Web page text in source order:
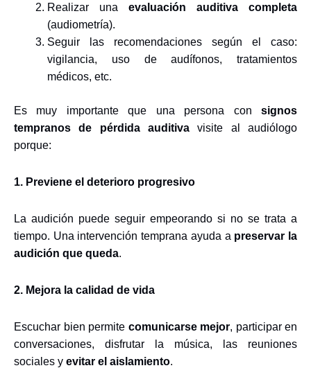
Realizar una evaluación auditiva completa
(audiometría).
Seguir las recomendaciones según el caso:
vigilancia, uso de audífonos, tratamientos
médicos, etc.
Es muy importante que una persona con signos
tempranos de pérdida auditiva visite al audiólogo
porque:
1. Previene el deterioro progresivo
La audición puede seguir empeorando si no se trata a
tiempo. Una intervención temprana ayuda a preservar la
audición que queda.
2. Mejora la calidad de vida
Escuchar bien permite comunicarse mejor, participar en
conversaciones, disfrutar la música, las reuniones
sociales y evitar el aislamiento.